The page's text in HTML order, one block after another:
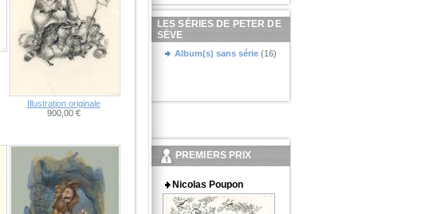
Illustration originale
900,00 €
LES SÉRIES DE PETER DE
SÈVE
Album(s) sans série (16)
PREMIERS PRIX
Nicolas Poupon